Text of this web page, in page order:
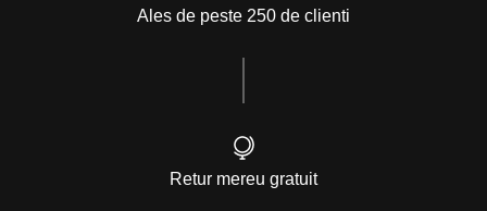
Ales de peste 250 de clienti
Retur mereu gratuit